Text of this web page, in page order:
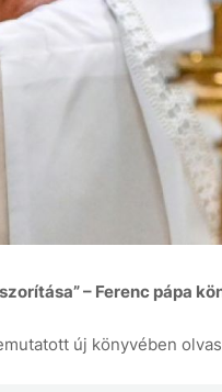
– Ferenc pápa
új könyvében